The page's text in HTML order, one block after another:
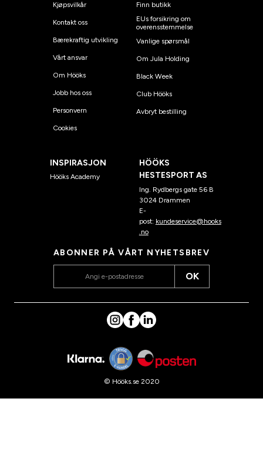
Kjøpsvilkår
Kontakt oss
Bærekraftig utvikling
Vårt ansvar
Om Hööks
Jobb hos oss
Personvern
Cookies
Finn butikk
EUs forsikring om
overensstemmelse
Vanlige spørsmål
Om Jula Holding
Black Week
Club Hööks
Avbryt bestilling
INSPIRASJON
Hööks Academy
HÖÖKS
HESTESPORT AS
Ing. Rydbergs gate 56 B
3024 Drammen
E-
post: kundeservice@hooks
.no
ABONNER PÅ VÅRT NYHETSBREV
OK
© Hööks.se 2020